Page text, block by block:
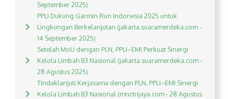
September 2025)
PPLI Dukung Garmin Run Indonesia 2025 untuk
Lingkungan Berkelanjutan (jakarta.suaramerdeka.com -
14 September 2025)
Setelah MoU dengan PLN, PPLI–EMI Perkuat Sinergi
Kelola Limbah B3 Nasional (jakarta.suaramerdeka.com -
28 Agustus 2025)
Tindaklanjuti Kerjasama dengan PLN, PPLI–EMI Sinergi
Kelola Limbah B3 Nasional (mnctrijaya.com - 28 Agustus